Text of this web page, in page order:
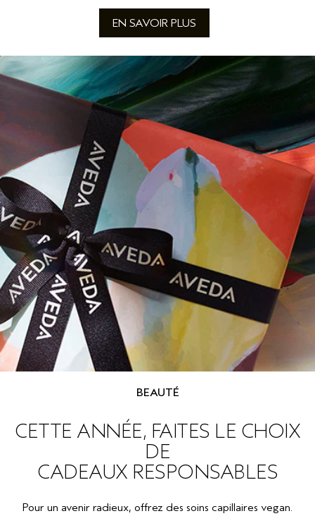
EN SAVOIR PLUS
BEAUTÉ
CETTE ANNÉE, FAITES LE CHOIX
DE
CADEAUX RESPONSABLES
Pour un avenir radieux, offrez des soins capillaires vegan.